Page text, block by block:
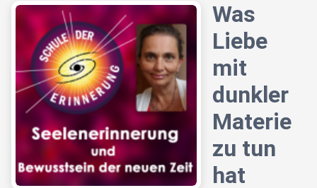
Was
Liebe
mit
dunkler
Materie
zu tun
hat